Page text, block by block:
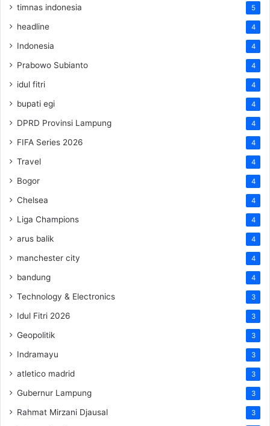
timnas indonesia 5
headline 4
Indonesia 4
Prabowo Subianto 4
idul fitri 4
bupati egi 4
DPRD Provinsi Lampung 4
FIFA Series 2026 4
Travel 4
Bogor 4
Chelsea 4
Liga Champions 4
arus balik 4
manchester city 4
bandung 4
Technology & Electronics 3
Idul Fitri 2026 3
Geopolitik 3
Indramayu 3
atletico madrid 3
Gubernur Lampung 3
Rahmat Mirzani Djausal 3